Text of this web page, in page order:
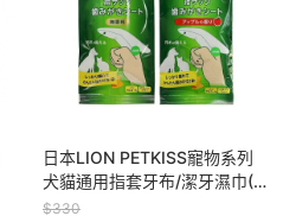
日本LION PETKISS寵物系列
犬貓通用指套牙布/潔牙濕巾(12
入)
$330